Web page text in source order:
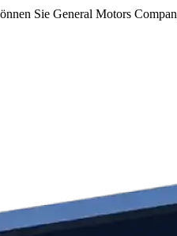
Sie General Motors